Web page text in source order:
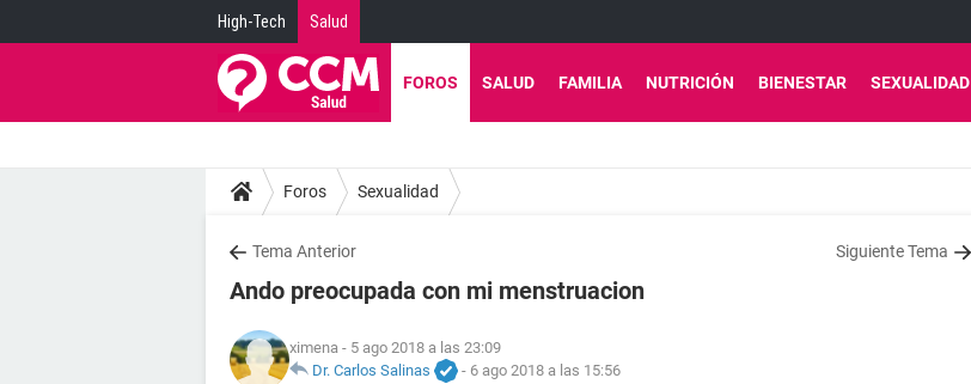
High-Tech Salud
FOROS SALUD FAMILIA NUTRICIÓN BIENESTAR SEXUALIDAD
Foros Sexualidad
Tema Anterior Siguiente Tema
Ando preocupada con mi menstruacion
ximena - 5 ago 2018 a las 23:09
Dr. Carlos Salinas
- 6 ago 2018 a las 15:56